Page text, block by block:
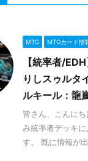
MTG MTGカード情
【統率者/
りしスゥルタ
ルキール：龍
皆さん、こんに
み統率者デッキ
す。 既に情報が